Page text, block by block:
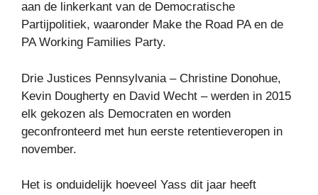
aan de linkerkant van de Democratische
Partijpolitiek, waaronder Make the Road PA en de
PA Working Families Party.
Drie Justices Pennsylvania – Christine Donohue,
Kevin Dougherty en David Wecht – werden in 2015
elk gekozen als Democraten en worden
geconfronteerd met hun eerste retentieveropen in
november.
Het is onduidelijk hoeveel Yass dit jaar heeft